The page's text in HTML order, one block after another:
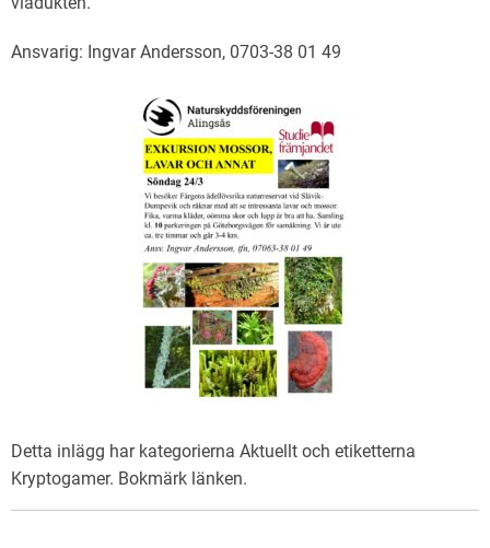
Ansvarig: Ingvar Andersson, 0703-38 01 49
Detta inlägg har kategorierna Aktuellt och etiketterna
Kryptogamer. Bokmärk länken.